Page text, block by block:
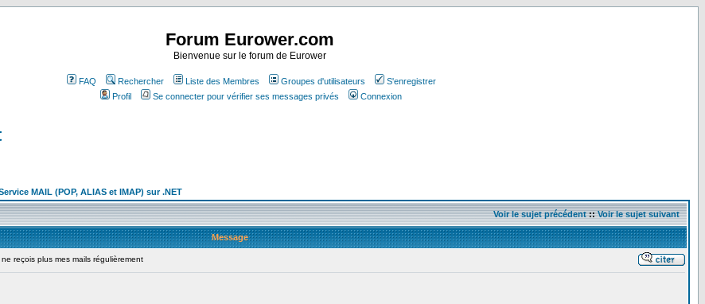
Forum Eurower.com
Bienvenue sur le forum de Eurower
FAQ Rechercher Liste des Membres Groupes d'utilisateurs
S'enregistrer
Profil
Se connecter pour vérifier ses messages privés Connexion
MAIL (POP, ALIAS et IMAP) sur .NET
Voir le sujet précédent::Voir le sujet suivant
Message
reçois plus mes mails régulièrement